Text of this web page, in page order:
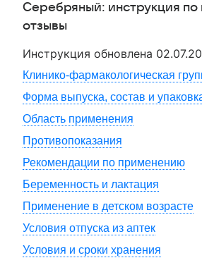
Серебряный: инструкция
отзывы
Инструкция обновлена
Клинико-фармакологическая
Форма выпуска, состав и
Область применения
Противопоказания
Рекомендации по применению
Беременность и лактация
Применение в детском возрасте
Условия отпуска из аптек
Условия и сроки хранения